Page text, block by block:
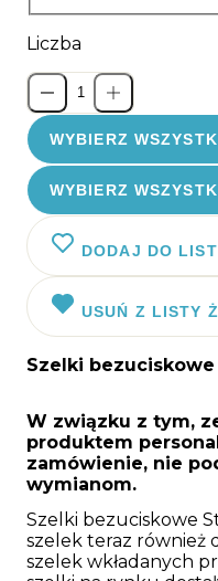
Liczba
WYBIERZ
WYBIERZ
DODAJ DO
USUŃ Z LISTY
Szelki bezuciskowe
W związku z tym,
produktem
zamówienie, nie
wymianom.
Szelki bezuciskowe
szelek teraz również
szelek wkładanych